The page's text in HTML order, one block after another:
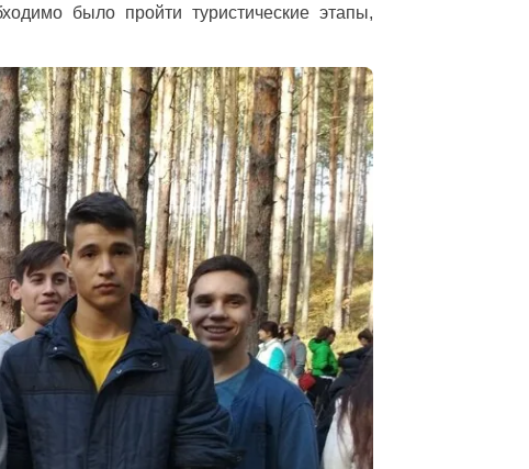
было пройти туристические этапы,